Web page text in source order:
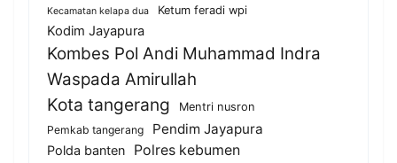
Kecamatan kelapa dua Ketum feradi wpi
Kodim Jayapura
Kombes Pol Andi Muhammad Indra
Waspada Amirullah
Kota tangerang
Mentri nusron
Pemkab tangerang
Pendim Jayapura
Polda banten Polres kebumen